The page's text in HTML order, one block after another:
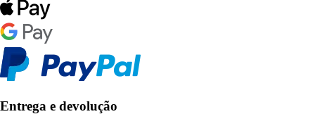
Entrega e devolução